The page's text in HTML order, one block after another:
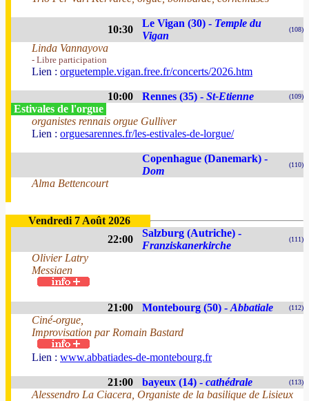
10:30
Le Vigan (30) - Temple du
Vigan
(108)
Linda Vannayova
- Libre participation
Lien : orguetemple.vigan.free.fr/concerts/2026.htm
10:00 Rennes (35) - St-Etienne (109)
Estivales de l'orgue
organistes rennais orgue Gulliver
Lien : orguesarennes.fr/les-estivales-de-lorgue/
Copenhague (Danemark) -
Dom
(110)
Alma Bettencourt
Vendredi 7 Août 2026
22:00
Salzburg (Autriche) -
Franziskanerkirche
(111)
Olivier Latry
Messiaen
21:00 Montebourg (50) - Abbatiale (112)
Ciné-orgue,
Improvisation par Romain Bastard
Lien : www.abbatiades-de-montebourg.fr
21:00 bayeux (14) - cathédrale (113)
Alessendro La Ciacera, Organiste de la basilique de Lisieux